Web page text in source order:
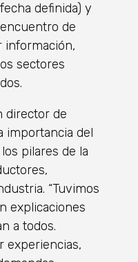
definida) y
de
información,
sectores
director de
importancia del
pilares de la
“Tuvimos
explicaciones
a todos.
experiencias,